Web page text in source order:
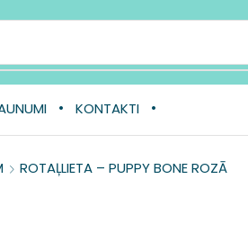
KONTAKTI
ROTAĻLIETA – PUPPY BONE ROZĀ